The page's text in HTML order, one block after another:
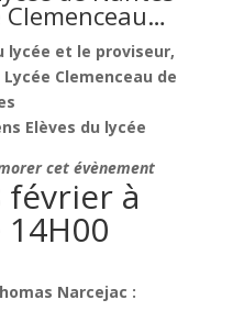
Clemenceau…
lycée et le proviseur,
Clemenceau de
Elèves du lycée
cet évènement
février à
Narcejac :